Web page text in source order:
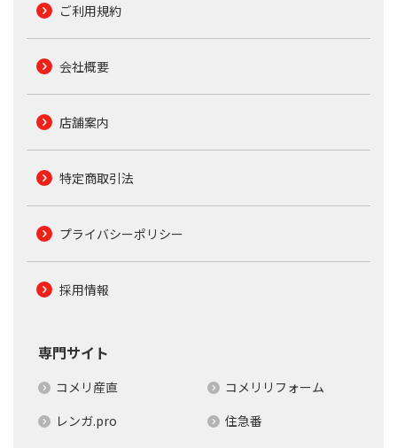
ご利用規約
会社概要
店舗案内
特定商取引法
プライバシーポリシー
採用情報
専門サイト
コメリ産直
コメリリフォーム
レンガ.pro
住急番